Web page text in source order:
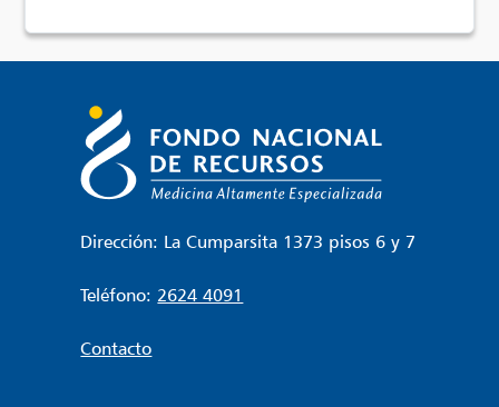
Dirección: La Cumparsita 1373 pisos 6 y 7
Teléfono: 2624 4091
Contacto